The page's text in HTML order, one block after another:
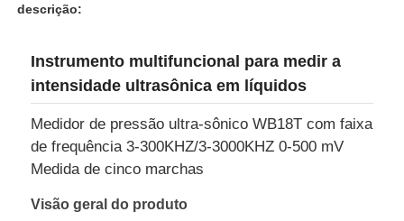
descrição:
Instrumento multifuncional para medir a
intensidade ultrasônica em líquidos
Medidor de pressão ultra-sônico WB18T com faixa
de frequência 3-300KHZ/3-3000KHZ 0-500 mV
Medida de cinco marchas
Visão geral do produto